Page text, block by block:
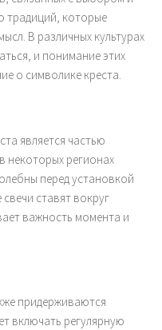
традиций, которые
В различных культурах
и понимание этих
о символике креста.
является частью
некоторых регионах
перед установкой
ставят вокруг
важность момента и
придерживаются
включать регулярную